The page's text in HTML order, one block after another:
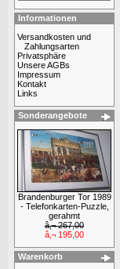
Informationen
Versandkosten und
Zahlungsarten
Privatsphäre
Unsere AGBs
Impressum
Kontakt
Links
Sonderangebote
Brandenburger Tor 1989
- Telefonkarten-Puzzle,
gerahmt
â‚¬ 267,00
â‚¬ 195,00
Warenkorb